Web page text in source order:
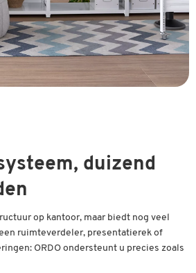
duizend
op kantoor, maar biedt nog veel
ruimteverdeler, presentatierek of
ORDO ondersteunt u precies zoals